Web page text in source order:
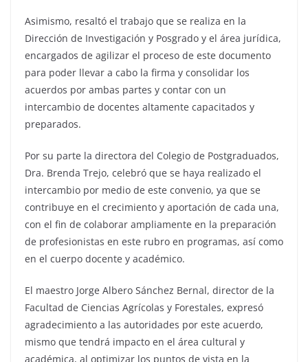
Asimismo, resaltó el trabajo que se realiza en la
Dirección de Investigación y Posgrado y el área jurídica,
encargados de agilizar el proceso de este documento
para poder llevar a cabo la firma y consolidar los
acuerdos por ambas partes y contar con un
intercambio de docentes altamente capacitados y
preparados.
Por su parte la directora del Colegio de Postgraduados,
Dra. Brenda Trejo, celebró que se haya realizado el
intercambio por medio de este convenio, ya que se
contribuye en el crecimiento y aportación de cada una,
con el fin de colaborar ampliamente en la preparación
de profesionistas en este rubro en programas, así como
en el cuerpo docente y académico.
El maestro Jorge Albero Sánchez Bernal, director de la
Facultad de Ciencias Agrícolas y Forestales, expresó
agradecimiento a las autoridades por este acuerdo,
mismo que tendrá impacto en el área cultural y
académica, al optimizar los puntos de vista en la